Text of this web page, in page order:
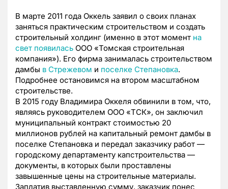
В марте 2011 года Оккель заявил о своих планах
заняться практическим строительством и создать
строительный холдинг (именно в этот момент на
свет появилась ООО «Томская строительная
компания»). Его фирма занималась строительством
дамбы в Стрежевом и поселке Степановка.
Подробнее остановимся на втором масштабном
строительстве.
В 2015 году Владимира Оккеля обвинили в том, что,
являясь руководителем ООО «ТСК», он заключил
муниципальный контракт стоимостью 20
миллионов рублей на капитальный ремонт дамбы в
поселке Степановка и передал заказчику работ —
городскому департаменту капстроительства —
документы, в которых были проставлены
завышенные цены на строительные материалы.
Заплатив выставленную сумму, заказчик понес